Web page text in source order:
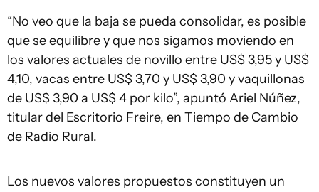
“No veo que la baja se pueda consolidar, es posible
que se equilibre y que nos sigamos moviendo en
los valores actuales de novillo entre US$ 3,95 y US$
4,10, vacas entre US$ 3,70 y US$ 3,90 y vaquillonas
de US$ 3,90 a US$ 4 por kilo”, apuntó Ariel Núñez,
titular del Escritorio Freire, en Tiempo de Cambio
de Radio Rural.
Los nuevos valores propuestos constituyen un